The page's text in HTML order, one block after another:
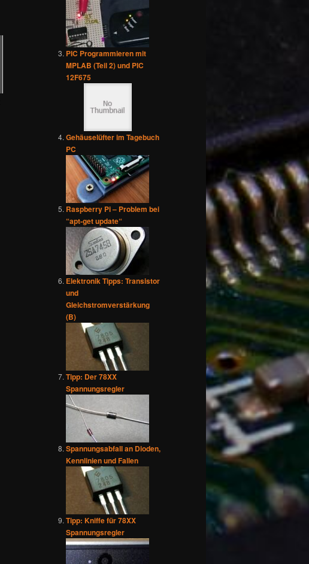
PIC Programmieren mit
MPLAB (Teil 2) und PIC
12F675
Gehäuselüfter im Tagebuch
PC
Raspberry Pi – Problem bei
“apt-get update“
Elektronik Tipps: Transistor
und
Gleichstromverstärkung
(B)
Tipp: Der 78XX
Spannungsregler
Spannungsabfall an Dioden,
Kennlinien und Fallen
Tipp: Kniffe für 78XX
Spannungsregler